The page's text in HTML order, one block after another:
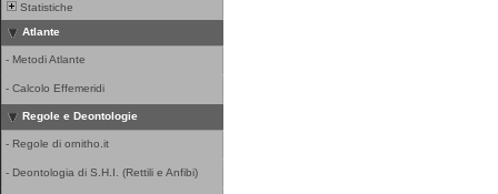
Statistiche
Atlante
- Metodi Atlante
- Calcolo Effemeridi
Regole e Deontologie
- Regole di ornitho.it
- Deontologia di S.H.I. (Rettili e Anfibi)